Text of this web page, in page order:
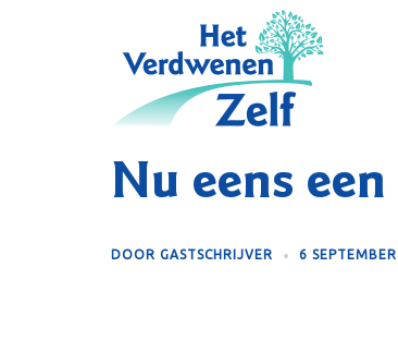
Nu eens
DOOR GASTSCHRIJVER 6